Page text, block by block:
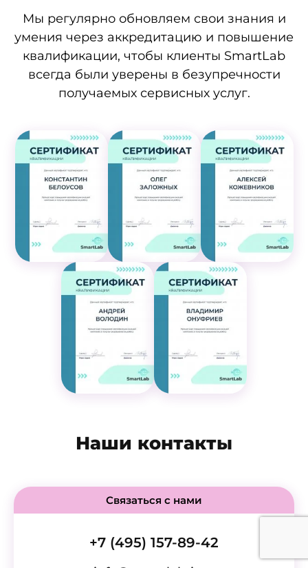
Мы регулярно обновляем свои знания и
умения через аккредитацию и повышение
квалификации, чтобы клиенты SmartLab
всегда были уверены в безупречности
получаемых сервисных услуг.
Наши контакты
Связаться с нами
+7 (495) 157-89-42